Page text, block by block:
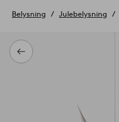
til
Tilbake
Belysning Julebelysning